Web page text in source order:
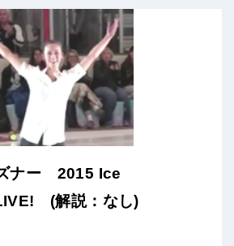
ナー 2015 Ice
(解説：なし)